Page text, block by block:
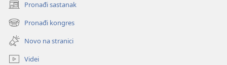
Pronađi sastanak
(otvara
se
novi
prozor)
Pronađi kongres
(otvara
se
novi
prozor)
Novo na stranici
Videi